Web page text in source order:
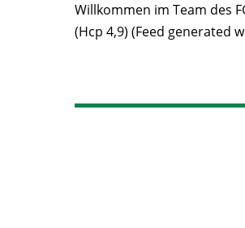
Willkommen im Team des
(Hcp 4,9) (Feed generated